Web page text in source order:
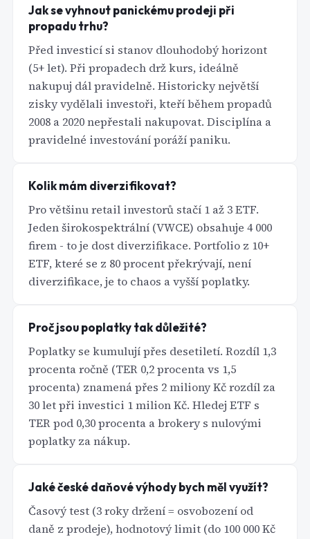
Jak se vyhnout panickému prodeji při
propadu trhu?
Před investicí si stanov dlouhodobý horizont
(5+ let). Při propadech drž kurs, ideálně
nakupuj dál pravidelně. Historicky největší
zisky vydělali investoři, kteří během propadů
2008 a 2020 nepřestali nakupovat. Disciplína a
pravidelné investování poráží paniku.
Kolik mám diverzifikovat?
Pro většinu retail investorů stačí 1 až 3 ETF.
Jeden širokospektrální (VWCE) obsahuje 4 000
firem - to je dost diverzifikace. Portfolio z 10+
ETF, které se z 80 procent překrývají, není
diverzifikace, je to chaos a vyšší poplatky.
Proč jsou poplatky tak důležité?
Poplatky se kumulují přes desetiletí. Rozdíl 1,3
procenta ročně (TER 0,2 procenta vs 1,5
procenta) znamená přes 2 miliony Kč rozdíl za
30 let při investici 1 milion Kč. Hledej ETF s
TER pod 0,30 procenta a brokery s nulovými
poplatky za nákup.
Jaké české daňové výhody bych měl využít?
Časový test (3 roky držení = osvobození od
daně z prodeje), hodnotový limit (do 100 000 Kč